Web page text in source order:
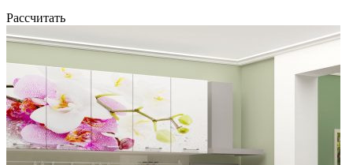
Рассчитать